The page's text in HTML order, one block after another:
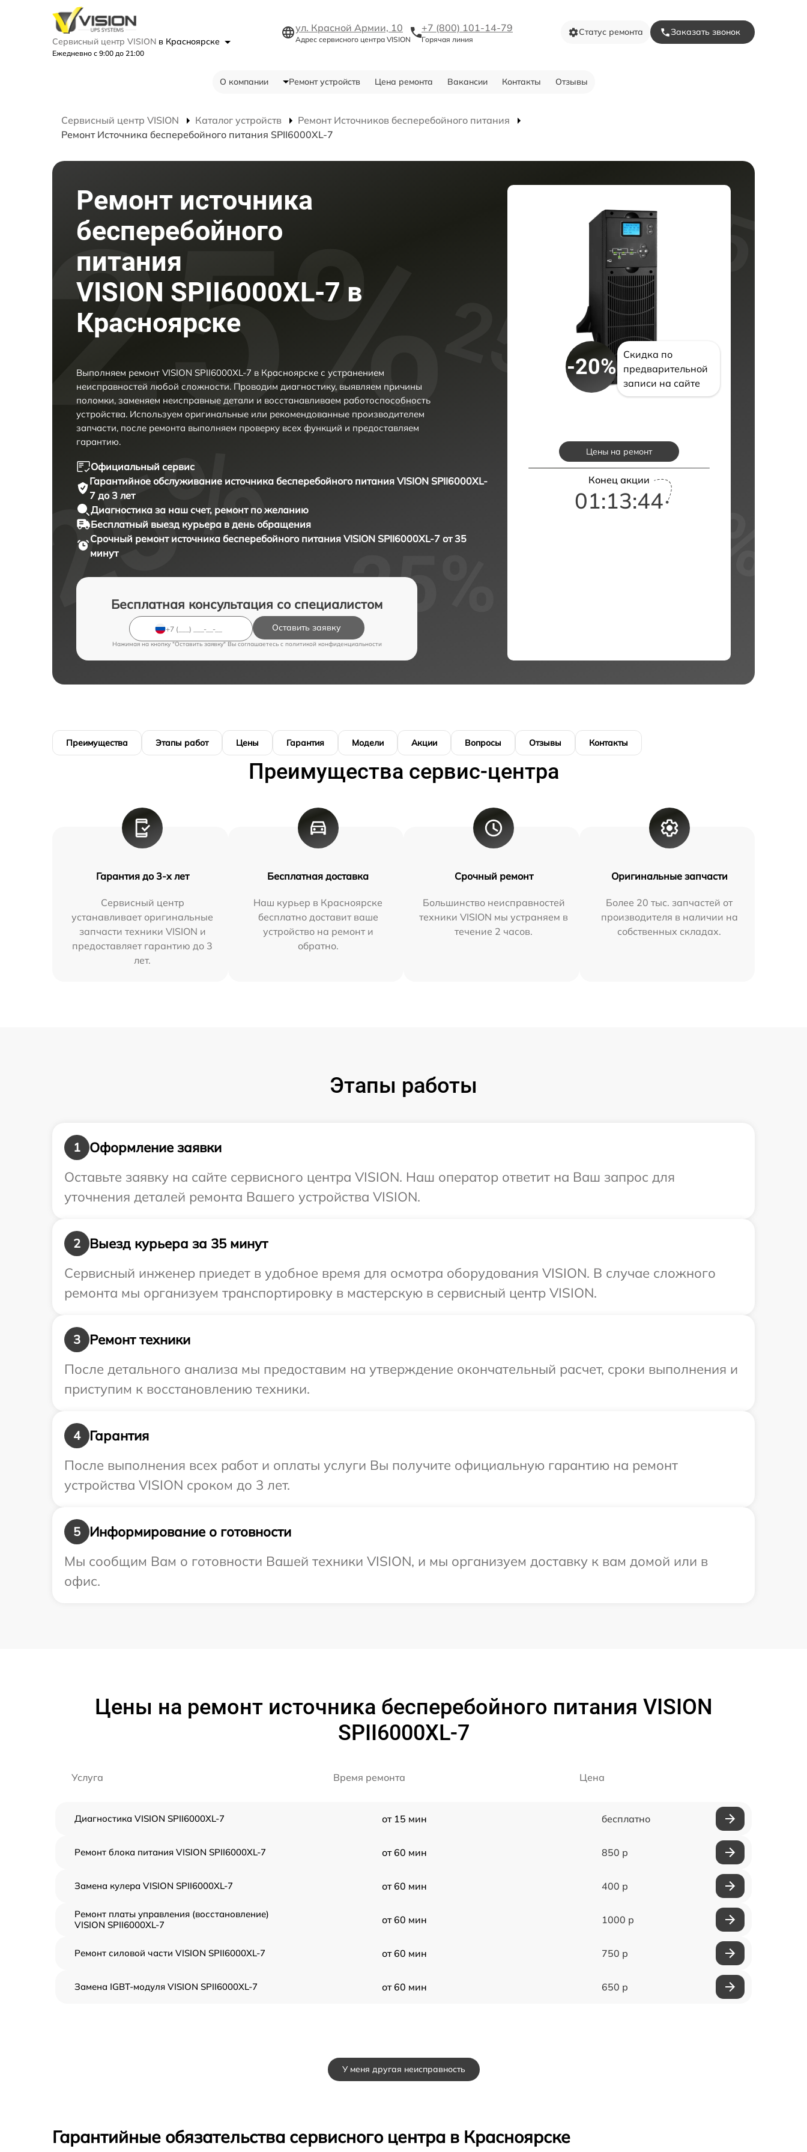
Сервисный центр VISION в Красноярске
Ежедневно с 9:00 до 21:00
ул. Красной Армии, 10
Адрес сервисного центра VISION
+7 (800) 101-14-79
Горячая линия
Статус ремонта Заказать звонок
О компании Ремонт устройств Цена ремонта Вакансии Контакты Отзывы
Сервисный центр VISION Каталог устройств
Ремонт Источников бесперебойного питания
Ремонт Источника бесперебойного питания SPII6000XL-7
Ремонт источника
бесперебойного
питания
VISION SPII6000XL-7 в
Красноярске
Выполняем ремонт VISION SPII6000XL-7 в Красноярске с устранением
неисправностей любой сложности. Проводим диагностику, выявляем причины
поломки, заменяем неисправные детали и восстанавливаем работоспособность
устройства. Используем оригинальные или рекомендованные производителем
запчасти, после ремонта выполняем проверку всех функций и предоставляем
гарантию.
Официальный сервис
Гарантийное обслуживание источника бесперебойного питания VISION SPII6000XL-
7 до 3 лет
Диагностика за наш счет, ремонт по желанию
Бесплатный выезд курьера в день обращения
Срочный ремонт источника бесперебойного питания VISION SPII6000XL-7 от 35
минут
Бесплатная консультация со специалистом
Оставить заявку
Нажимая на кнопку "Оставить заявку" Вы соглашаетесь c политикой конфиденциальности
-20%
Скидка по
предварительной
записи на сайте
Цены на ремонт
Конец акции
01:13:43
Преимущества Этапы работ Цены Гарантия Модели Акции Вопросы Отзывы Контакты
Преимущества сервис-центра
Гарантия до 3-х лет
Сервисный центр
устанавливает оригинальные
запчасти техники VISION и
предоставляет гарантию до 3
лет.
Бесплатная доставка
Наш курьер в Красноярске
бесплатно доставит ваше
устройство на ремонт и
обратно.
Срочный ремонт
Большинство неисправностей
техники VISION мы устраняем в
течение 2 часов.
Оригинальные запчасти
Более 20 тыс. запчастей от
производителя в наличии на
собственных складах.
Этапы работы
1
Оформление заявки
Оставьте заявку на сайте сервисного центра VISION. Наш оператор ответит на Ваш запрос для
уточнения деталей ремонта Вашего устройства VISION.
2
Выезд курьера за 35 минут
Сервисный инженер приедет в удобное время для осмотра оборудования VISION. В случае сложного
ремонта мы организуем транспортировку в мастерскую в сервисный центр VISION.
3
Ремонт техники
После детального анализа мы предоставим на утверждение окончательный расчет, сроки выполнения и
приступим к восстановлению техники.
4
Гарантия
После выполнения всех работ и оплаты услуги Вы получите официальную гарантию на ремонт
устройства VISION сроком до 3 лет.
5
Информирование о готовности
Мы сообщим Вам о готовности Вашей техники VISION, и мы организуем доставку к вам домой или в
офис.
Цены на ремонт источника бесперебойного питания VISION
SPII6000XL-7
Услуга Время ремонта Цена
Диагностика VISION SPII6000XL-7 от 15 мин бесплатно
Ремонт блока питания VISION SPII6000XL-7 от 60 мин 850 р
Замена кулера VISION SPII6000XL-7 от 60 мин 400 р
Ремонт платы управления (восстановление)
VISION SPII6000XL-7
от 60 мин 1000 р
Ремонт силовой части VISION SPII6000XL-7 от 60 мин 750 р
Замена IGBT-модуля VISION SPII6000XL-7 от 60 мин 650 р
У меня другая неисправность
Гарантийные обязательства сервисного центра в Красноярске